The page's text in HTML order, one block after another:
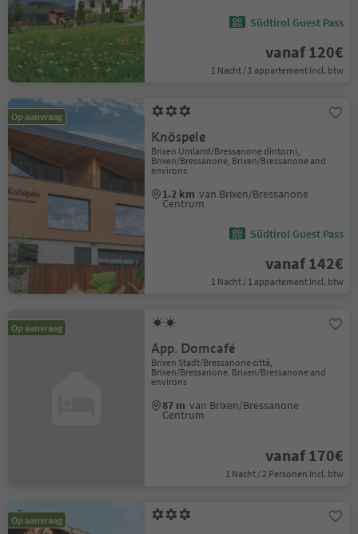
Südtirol Guest Pass
vanaf 120€
1 Nacht / 1 appartement Incl. btw
Op aanvraag
Knöspele
Brixen Umland/Bressanone dintorni,
Brixen/Bressanone, Brixen/Bressanone and
environs
1.2 km van Brixen/Bressanone
Centrum
Südtirol Guest Pass
vanaf 142€
1 Nacht / 1 appartement Incl. btw
Op aanvraag
App. Domcafé
Brixen Stadt/Bressanone città,
Brixen/Bressanone, Brixen/Bressanone and
environs
87 m van Brixen/Bressanone
Centrum
vanaf 170€
1 Nacht / 2 Personen Incl. btw
Op aanvraag